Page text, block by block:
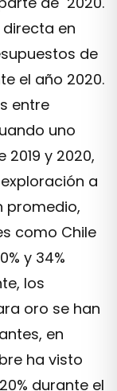
en
de
el año 2020.
entre
uno
y 2020,
a
promedio,
como Chile
y 34%
los
oro se han
en
ha visto
durante el